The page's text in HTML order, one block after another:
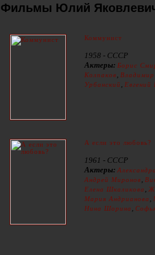
Фильмы Юлий
Коммунист
1958 - СССР
Актеры: Борис
Колпаков
Урбанский
А если это любовь?
1961 - СССР
Актеры:
Андрей Миронов
Елена Шкаликова
Мария Андрианова
Нина Шорина